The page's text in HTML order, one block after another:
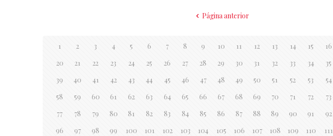
Página anterior
1 2 3 4 5 6 7 8 9 10 11 12 13 14 15 16
20
21 22 23 24 25 26 27 28 29 30 31 32 33 34 35
39
40 41 42 43 44 45 46 47 48 49 50 51 52 53 54
58
59 60 61 62 63 64 65 66 67 68 69 70 71 72 73
77
78 79 80 81 82 83 84 85 86 87 88 89 90 91 92
96
97 98 99 100 101 102 103 104 105 106 107 108 109 110 111